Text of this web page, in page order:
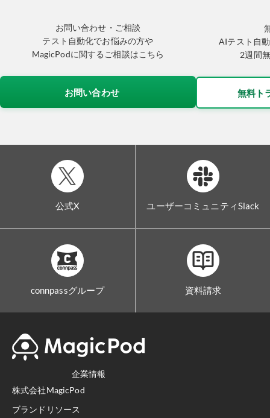
お問い合わせ・ご相談
テスト自動化でお悩みの方や
MagicPodに関するご相談はこちら
お問い合わせ
AIテスト自
2週間
無料ト
公式X ユーザーコミュニティSlack
connpassグループ 資料請求
企業情報
株式会社MagicPod
ブランドリソース